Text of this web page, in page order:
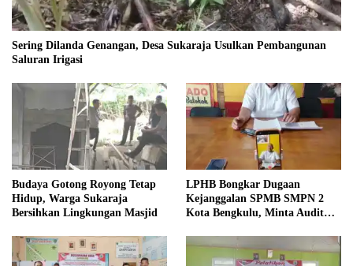
Sering Dilanda Genangan, Desa Sukaraja Usulkan Pembangunan
Saluran Irigasi
Budaya Gotong Royong Tetap
Hidup, Warga Sukaraja
Bersihkan Lingkungan Masjid
LPHB Bongkar Dugaan
Kejanggalan SPMB SMPN 2
Kota Bengkulu, Minta Audit